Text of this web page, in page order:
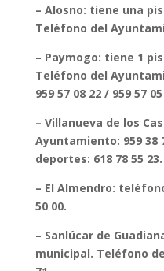
– Alosno: tiene una
Teléfono del
– Paymogo: tiene 1
Teléfono del
959 57 08 22 / 959 57
– Villanueva de los
Ayuntamiento: 959 38
deportes: 618 78 55 23.
– El Almendro:
50 00.
– Sanlúcar de
municipal. Teléfono